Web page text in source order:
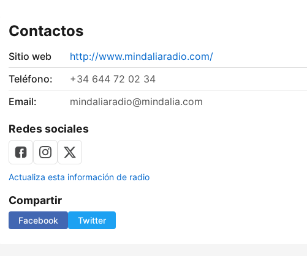
Contactos
Sitio web
http://www.mindaliaradio.com/
Teléfono:
+34 644 72 02 34
Email:
mindaliaradio@mindalia.com
Redes sociales
Actualiza esta información de radio
Compartir
Facebook Twitter